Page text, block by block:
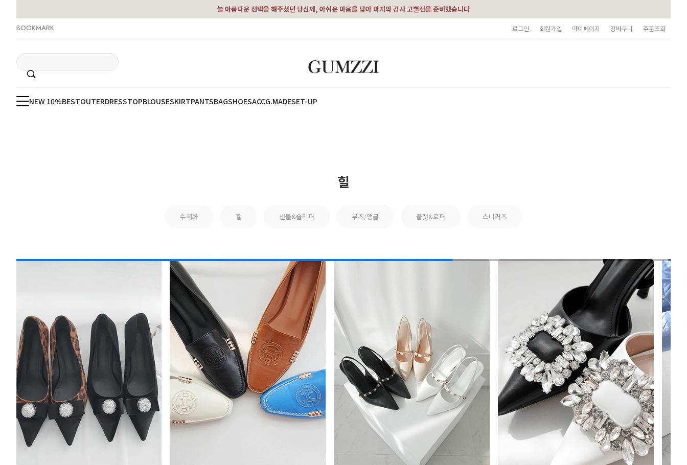
늘 아름다운 선택을 해주셨던 당신께, 아쉬운 마음을 담아 마지막 감사 고별전을 준비했습니다
BOOKMARK
로그인 회원가입 마이페이지 장바구니 주문조회
NEW 10%BESTOUTERDRESSTOPBLOUSESKIRTPANTSBAGSHOESACCG.MADESET-UP
힐
수제화 힐 샌들&슬리퍼 부츠/앵글 플랫&로퍼 스니커즈